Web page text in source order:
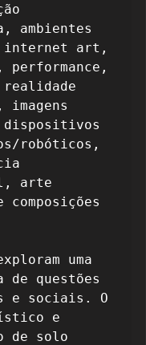
ambientes
art,
performance,
realidade
imagens
robóticos,
arte
uma
de questões
e sociais. O
e
de solo